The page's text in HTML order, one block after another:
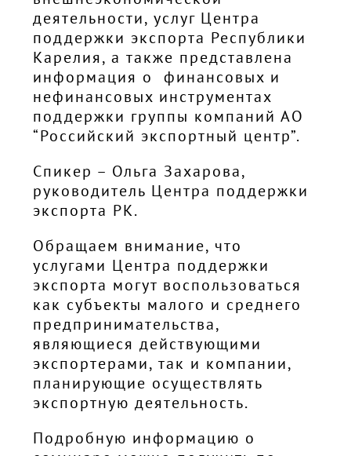
деятельности, услуг Центра
поддержки экспорта Республики
Карелия, а также представлена
информация о финансовых и
нефинансовых инструментах
поддержки группы компаний АО
“Российский экспортный центр”.
Спикер – Ольга Захарова,
руководитель Центра поддержки
экспорта РК.
Обращаем внимание, что
услугами Центра поддержки
экспорта могут воспользоваться
как субъекты малого и среднего
предпринимательства,
являющиеся действующими
экспортерами, так и компании,
планирующие осуществлять
экспортную деятельность.
Подробную информацию о